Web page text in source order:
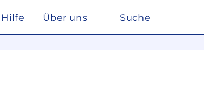
Hilfe Über uns Suche
Pflege, Reinigung und Optimierung